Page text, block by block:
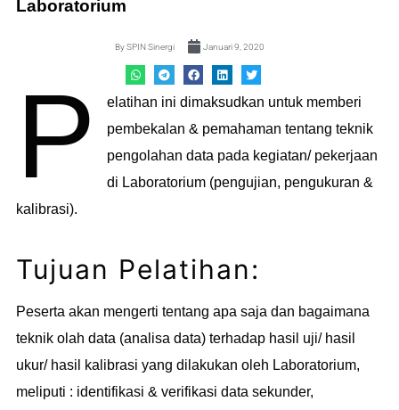
Laboratorium
BySPIN Sinergi Januari 9, 2020
P
elatihan ini dimaksudkan untuk memberi
pembekalan & pemahaman tentang teknik
pengolahan data pada kegiatan/ pekerjaan
di Laboratorium (pengujian, pengukuran &
kalibrasi).
Tujuan Pelatihan:
Peserta akan mengerti tentang apa saja dan bagaimana
teknik olah data (analisa data) terhadap hasil uji/ hasil
ukur/ hasil kalibrasi yang dilakukan oleh Laboratorium,
meliputi : identifikasi & verifikasi data sekunder,